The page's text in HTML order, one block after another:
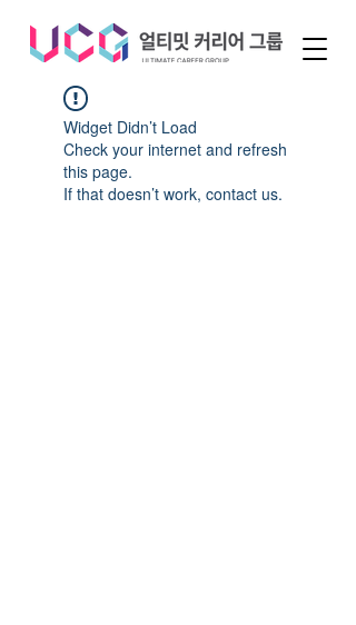
Widget Didn’t Load
Check your internet and refresh
this page.
If that doesn’t work, contact us.